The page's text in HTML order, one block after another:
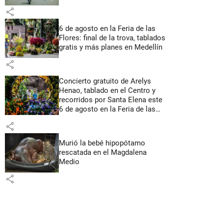
share
6 de agosto en la Feria de las
Flores: final de la trova, tablados
gratis y más planes en Medellín
share
Concierto gratuito de Arelys
Henao, tablado en el Centro y
recorridos por Santa Elena este
6 de agosto en la Feria de las
share
Murió la bebé hipopótamo
rescatada en el Magdalena
Medio
share